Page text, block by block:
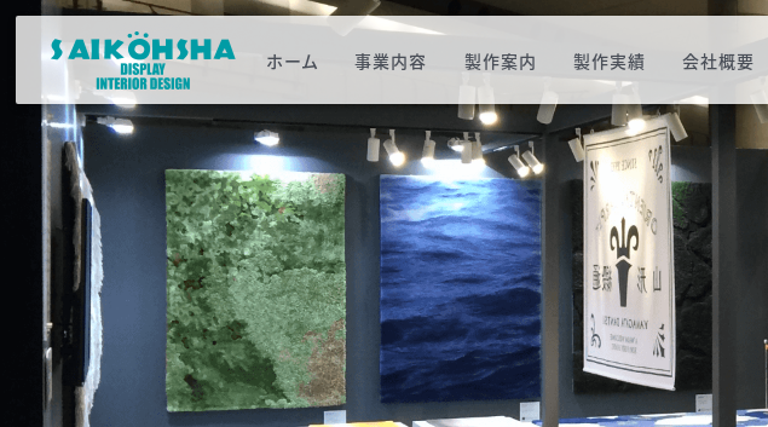
ホーム 事業内容 製作案内 製作実績 会社概要